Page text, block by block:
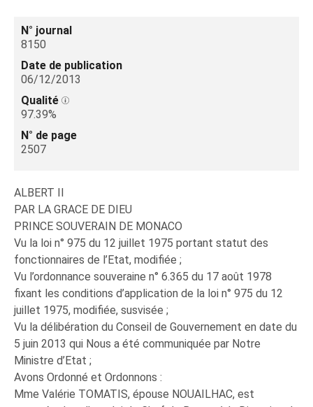
N° journal
8150
Date de publication
06/12/2013
Qualité
97.39%
N° de page
2507
ALBERT II
PAR LA GRACE DE DIEU
PRINCE SOUVERAIN DE MONACO
Vu la loi n° 975 du 12 juillet 1975 portant statut des
fonctionnaires de l’Etat, modifiée ;
Vu l’ordonnance souveraine n° 6.365 du 17 août 1978
fixant les conditions d’application de la loi n° 975 du 12
juillet 1975, modifiée, susvisée ;
Vu la délibération du Conseil de Gouvernement en date du
5 juin 2013 qui Nous a été communiquée par Notre
Ministre d’Etat ;
Avons Ordonné et Ordonnons :
Mme Valérie TOMATIS, épouse NOUAILHAC, est